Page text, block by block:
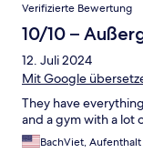
Verifizierte Bewertung
10/10 –
12. Juli 2024
Mit Google
They have
and a gym with a lot
BachViet,